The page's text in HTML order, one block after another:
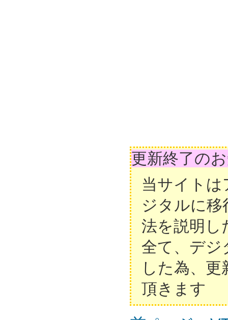
更新終了の
当サイト
ジタルに移
法を説明し
全て、デジ
した為、
頂きます